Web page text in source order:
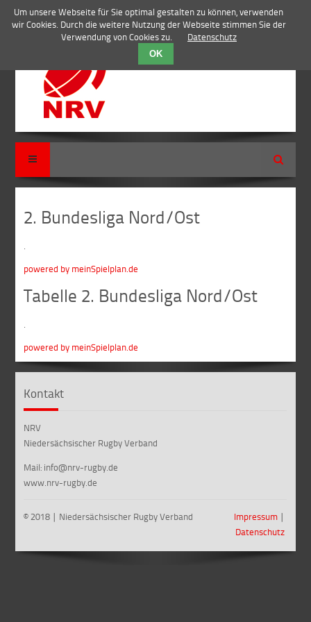
Suche
2. Bundesliga Nord/Ost
powered by meinSpielplan.de
Tabelle 2. Bundesliga Nord/Ost
.
powered by meinSpielplan.de
Kontakt
NRV
Niedersächsischer Rugby Verband
Mail: info@nrv-rugby.de
www.nrv-rugby.de
© 2018 ∣ Niedersächsischer Rugby Verband Impressum∣
Datenschutz
Um unsere Webseite für Sie optimal gestalten zu können, verwenden
wir Cookies. Durch die weitere Nutzung der Webseite stimmen Sie der
Verwendung von Cookies zu.
Datenschutz
OK